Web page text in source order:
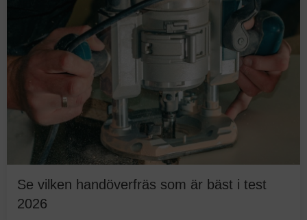
Se vilken handöverfräs som är bäst i test
2026